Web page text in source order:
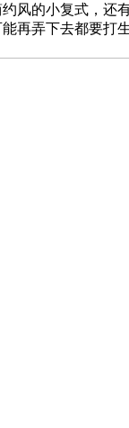
的小复式，还有
再弄下去都要打